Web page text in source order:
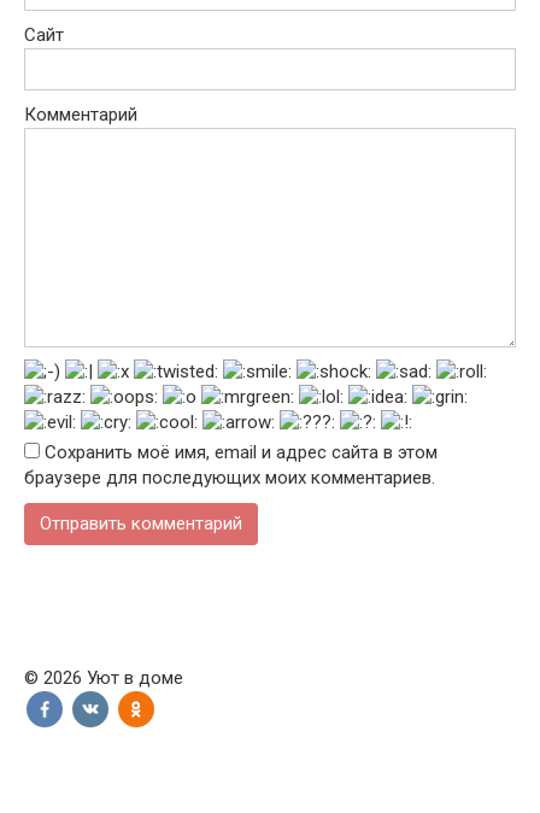
Сайт
Комментарий
Сохранить моё имя, email и адрес сайта в этом
браузере для последующих моих комментариев.
© 2026 Уют в доме